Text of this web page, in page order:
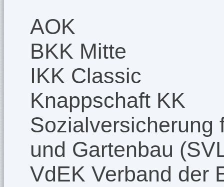
AOK
BKK Mitte
IKK Classic
Knappschaft KK
Sozialversicherung
und Gartenbau
VdEK Verband der